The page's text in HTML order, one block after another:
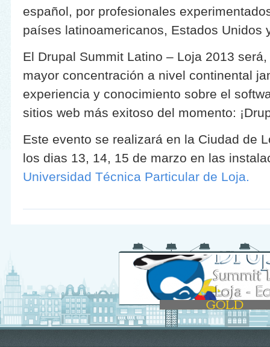
español, por profesionales
países latinoamericanos, Estados Unidos
El Drupal Summit Latino – Loja 2013
mayor concentración a nivel continental
experiencia y conocimiento sobre el
sitios web más exitoso del momento:
Este evento se realizará en la Ciudad de
los dias 13, 14, 15 de marzo en las
Universidad Técnica Particular de Loja.